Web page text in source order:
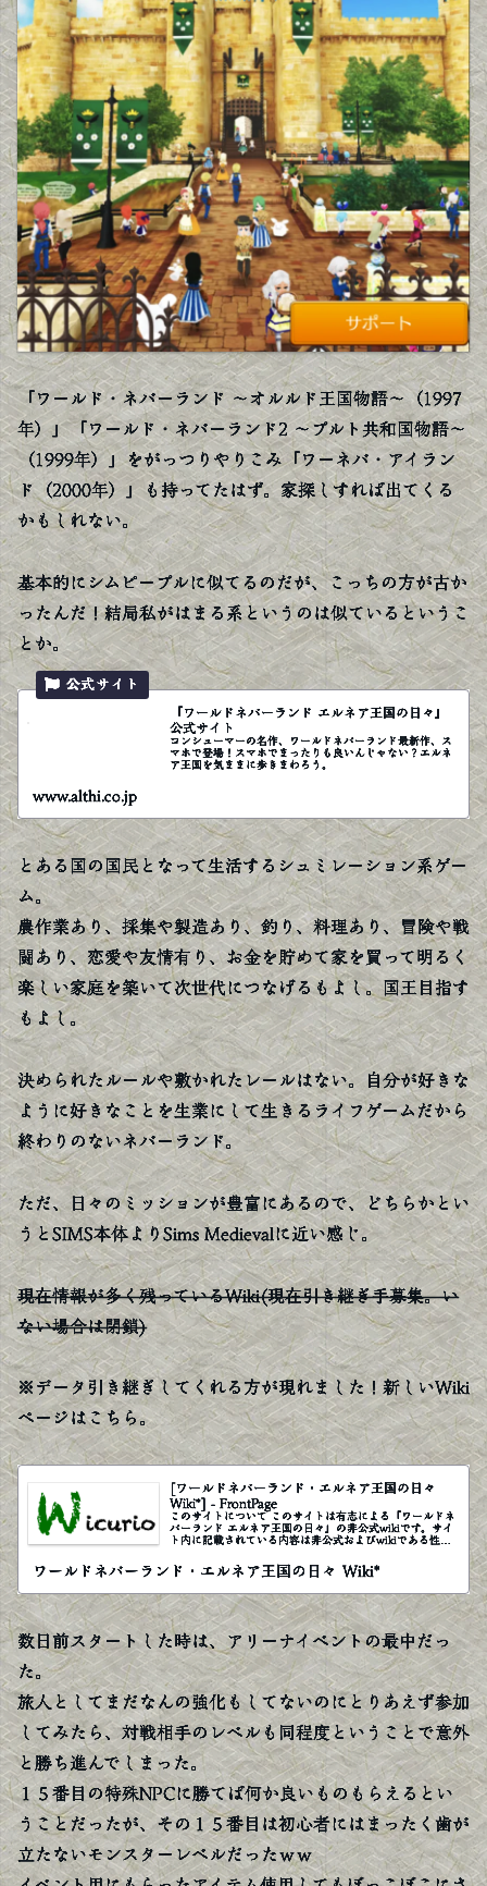
「ワールド・ネバーランド 〜オルルド王国物語〜（1997
年）」「ワールド・ネバーランド2 〜プルト共和国物語〜
（1999年）」をがっつりやりこみ「ワーネバ・アイラン
ド（2000年）」も持ってたはず。家探しすれば出てくる
かもしれない。
基本的にシムピープルに似てるのだが、こっちの方が古か
ったんだ！結局私がはまる系というのは似ているというこ
とか。
『ワールドネバーランド エルネア王国の日々』
公式サイト
コンシューマーの名作、ワールドネバーランド最新作、ス
マホで登場！スマホでまったりも良いんじゃない？エルネ
ア王国を気ままに歩きまわろう。
www.althi.co.jp
とある国の国民となって生活するシュミレーション系ゲー
ム。
農作業あり、採集や製造あり、釣り、料理あり、冒険や戦
闘あり、恋愛や友情有り、お金を貯めて家を買って明るく
楽しい家庭を築いて次世代につなげるもよし。国王目指す
もよし。
決められたルールや敷かれたレールはない。自分が好きな
ように好きなことを生業にして生きるライフゲームだから
終わりのないネバーランド。
ただ、日々のミッションが豊富にあるので、どちらかとい
うとSIMS本体よりSims Medievalに近い感じ。
現在情報が多く残っているWiki(現在引き継ぎ手募集。い
ない場合は閉鎖)
※データ引き継ぎしてくれる方が現れました！新しいWiki
ページはこちら。
[ワールドネバーランド・エルネア王国の日々
Wiki*] - FrontPage
このサイトについて このサイトは有志による『ワールドネ
バーランド エルネア王国の日々』の非公式wikiです。サイ
ト内に記載されている内容は非公式およびwikiである性質
ワールドネバーランド・エルネア王国の日々 Wiki*
数日前スタートした時は、アリーナイベントの最中だっ
た。
旅人としてまだなんの強化もしてないのにとりあえず参加
してみたら、対戦相手のレベルも同程度ということで意外
と勝ち進んでしまった。
１５番目の特殊NPCに勝てば何か良いものもらえるとい
うことだったが、その１５番目は初心者にはまったく歯が
立たないモンスターレベルだったｗｗ